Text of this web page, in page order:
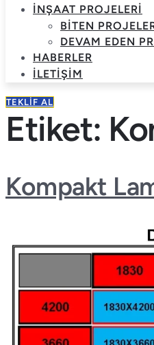
İNŞAAT PROJELERI
BITEN
DEVAM EDEN
HABERLER
İLETIŞIM
TEKLIF AL
Etiket:
Kompakt